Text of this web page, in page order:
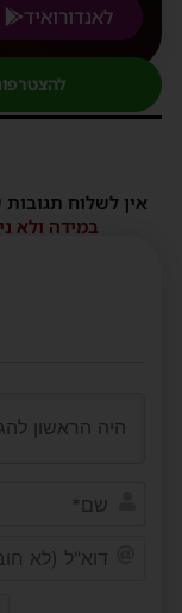
לאנדורואיד
אין לשלוח
במידה ולא